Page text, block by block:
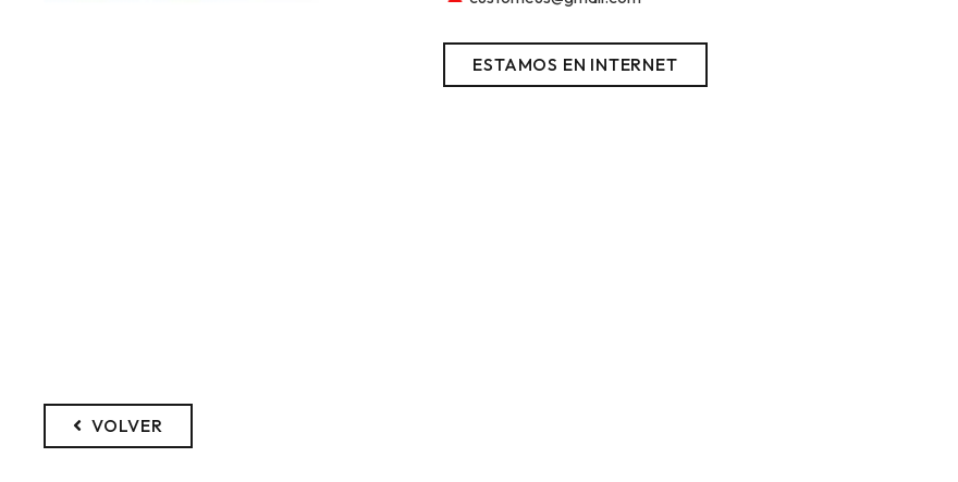
ESTAMOS EN INTERNET
VOLVER